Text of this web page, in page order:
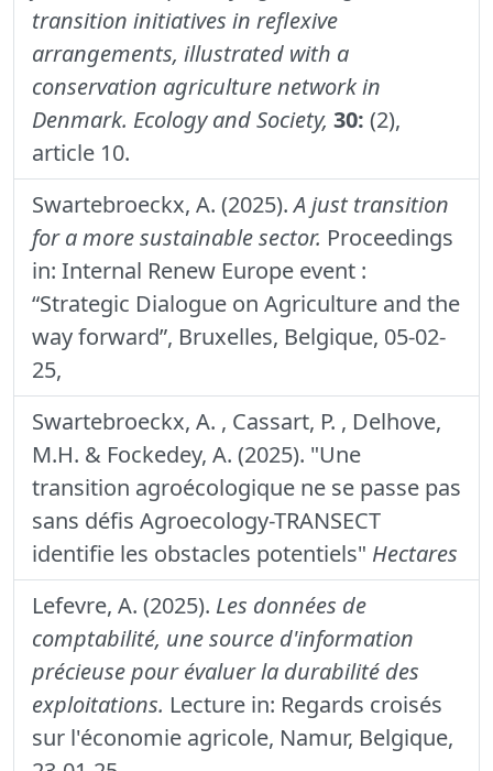
transition initiatives in reflexive
arrangements, illustrated with a
conservation agriculture network in
Denmark. Ecology and Society, 30: (2),
article 10.
Swartebroeckx, A. (2025).A just transition
for a more sustainable sector. Proceedings
in: Internal Renew Europe event :
“Strategic Dialogue on Agriculture and the
way forward”, Bruxelles, Belgique, 05-02-
25,
Swartebroeckx, A. , Cassart, P. , Delhove,
M.H. & Fockedey, A. (2025). "Une
transition agroécologique ne se passe pas
sans défis Agroecology-TRANSECT
identifie les obstacles potentiels" Hectares
Lefevre, A. (2025). Les données de
comptabilité, une source d'information
précieuse pour évaluer la durabilité des
exploitations. Lecture in: Regards croisés
sur l'économie agricole, Namur, Belgique,